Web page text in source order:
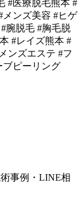
#医療脱毛熊本 #
ンズ美容 #ヒゲ
腕脱毛 #胸毛脱
#レイズ熊本 #
ンズエステ #フ
ブピーリング
事例・LINE相